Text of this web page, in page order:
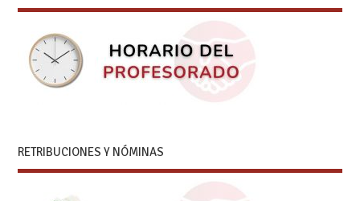
RETRIBUCIONES Y NÓMINAS